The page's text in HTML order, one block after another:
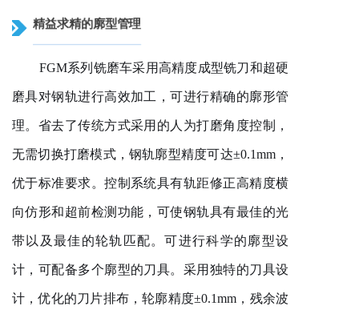
精益求精的廓型管理
FGM系列铣磨车采用高精度成型铣刀和超硬
磨具对钢轨进行高效加工，可进行精确的廓形管
理。省去了传统方式采用的人为打磨角度控制，
无需切换打磨模式，钢轨廓型精度可达±0.1mm，
优于标准要求。控制系统具有轨距修正高精度横
向仿形和超前检测功能，可使钢轨具有最佳的光
带以及最佳的轮轨匹配。可进行科学的廓型设
计，可配备多个廓型的刀具。采用独特的刀具设
计，优化的刀片排布，轮廓精度±0.1mm，残余波